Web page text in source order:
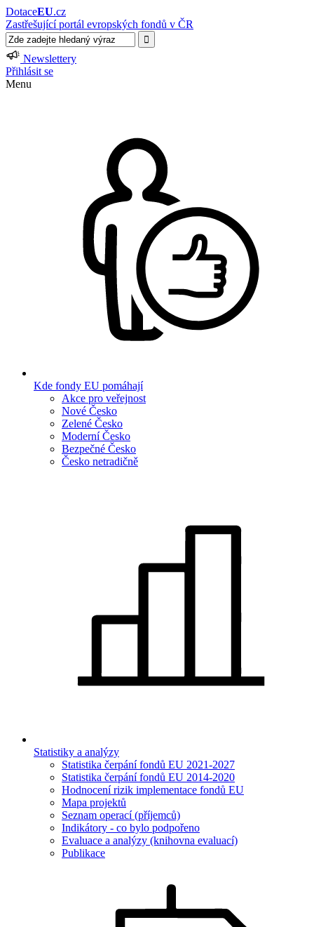
DotaceEU.cz
Zastřešující portál evropských fondů v ČR
Newslettery
Přihlásit se
Menu
Kde fondy EU pomáhají
Akce pro veřejnost
Nové Česko
Zelené Česko
Moderní Česko
Bezpečné Česko
Česko netradičně
Statistiky a analýzy
Statistika čerpání fondů EU 2021-2027
Statistika čerpání fondů EU 2014-2020
Hodnocení rizik implementace fondů EU
Mapa projektů
Seznam operací (příjemců)
Indikátory - co bylo podpořeno
Evaluace a analýzy (knihovna evaluací)
Publikace